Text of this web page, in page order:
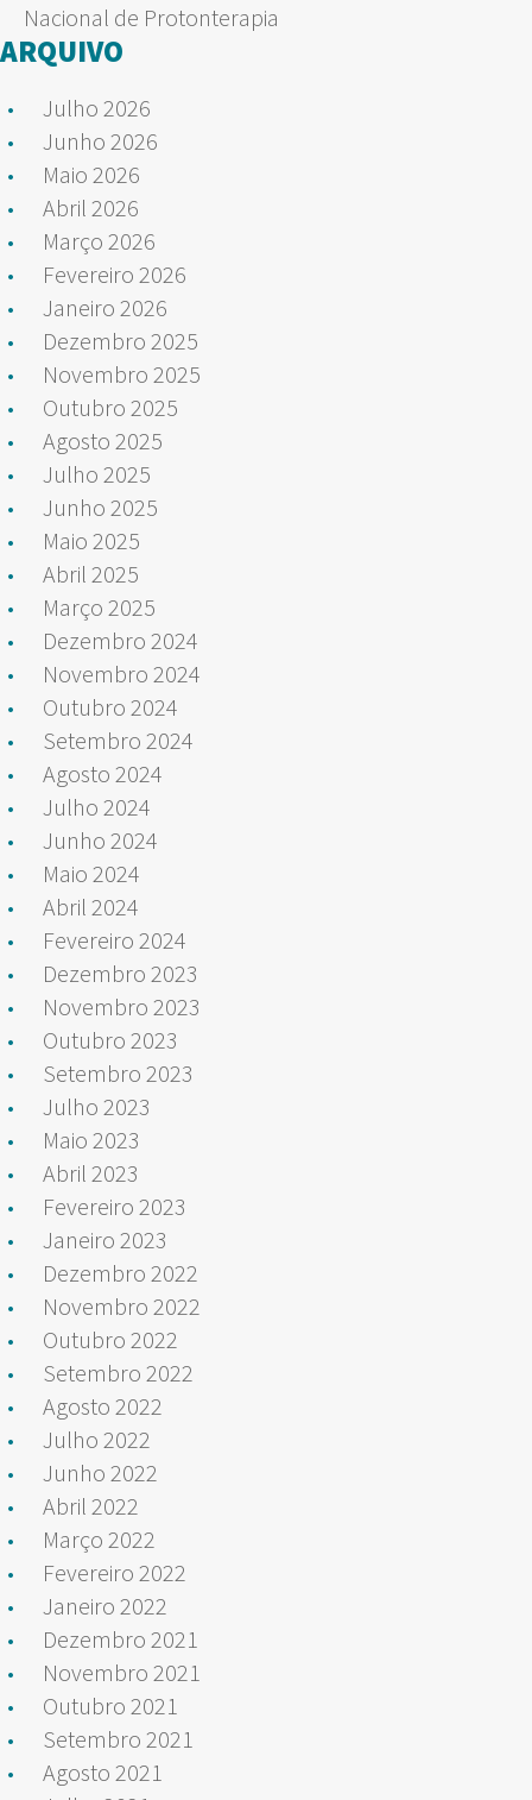
Nacional de Protonterapia
ARQUIVO
Julho 2026
Junho 2026
Maio 2026
Abril 2026
Março 2026
Fevereiro 2026
Janeiro 2026
Dezembro 2025
Novembro 2025
Outubro 2025
Agosto 2025
Julho 2025
Junho 2025
Maio 2025
Abril 2025
Março 2025
Dezembro 2024
Novembro 2024
Outubro 2024
Setembro 2024
Agosto 2024
Julho 2024
Junho 2024
Maio 2024
Abril 2024
Fevereiro 2024
Dezembro 2023
Novembro 2023
Outubro 2023
Setembro 2023
Julho 2023
Maio 2023
Abril 2023
Fevereiro 2023
Janeiro 2023
Dezembro 2022
Novembro 2022
Outubro 2022
Setembro 2022
Agosto 2022
Julho 2022
Junho 2022
Abril 2022
Março 2022
Fevereiro 2022
Janeiro 2022
Dezembro 2021
Novembro 2021
Outubro 2021
Setembro 2021
Agosto 2021